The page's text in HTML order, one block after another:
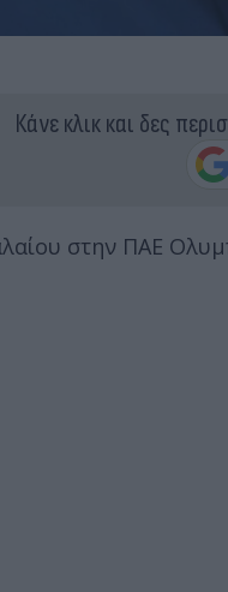
Κάνε κλικ και δες
στην ΠΑΕ